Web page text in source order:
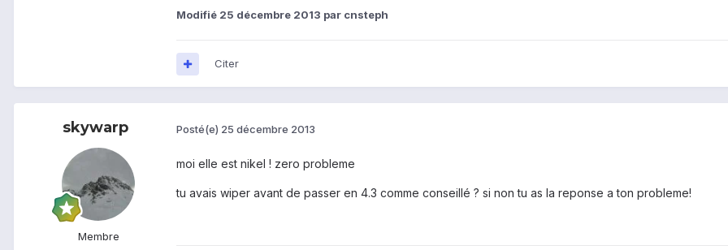
Modifié 25 décembre 2013 par cnsteph
Citer
skywarp
Membre
Posté(e) 25 décembre 2013
moi elle est nikel ! zero probleme
tu avais wiper avant de passer en 4.3 comme conseillé ? si non tu as la reponse a ton probleme!